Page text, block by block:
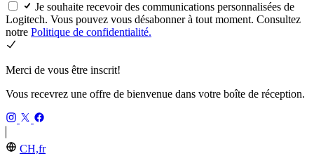
Je souhaite recevoir des communications personnalisées de
Logitech. Vous pouvez vous désabonner à tout moment. Consultez
notre Politique de confidentialité.
Merci de vous être inscrit!
Vous recevrez une offre de bienvenue dans votre boîte de réception.
CH,fr